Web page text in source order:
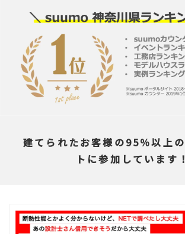
建てられたお客様の95％以上
トに参加しています！